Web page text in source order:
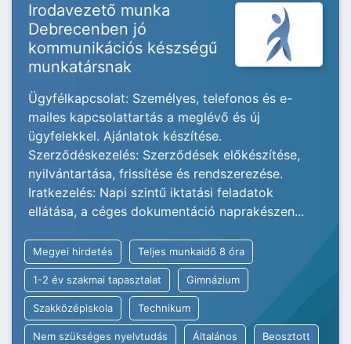
Irodavezető munka
Debrecenben jó
kommunikációs készségű
munkatársnak
Ügyfélkapcsolat: Személyes, telefonos és e-
mailes kapcsolattartás a meglévő és új
ügyfelekkel. Ajánlatok készítése.
Szerződéskezelés: Szerződések előkészítése,
nyilvántartása, frissítése és rendszerezése.
Iratkezelés: Napi szintű iktatási feladatok
ellátása, a céges dokumentáció naprakészen...
Megyei hirdetés Teljes munkaidő 8 óra
1-2 év szakmai tapasztalat Gimnázium
Szakközépiskola Technikum
Nem szükséges nyelvtudás Általános Beosztott